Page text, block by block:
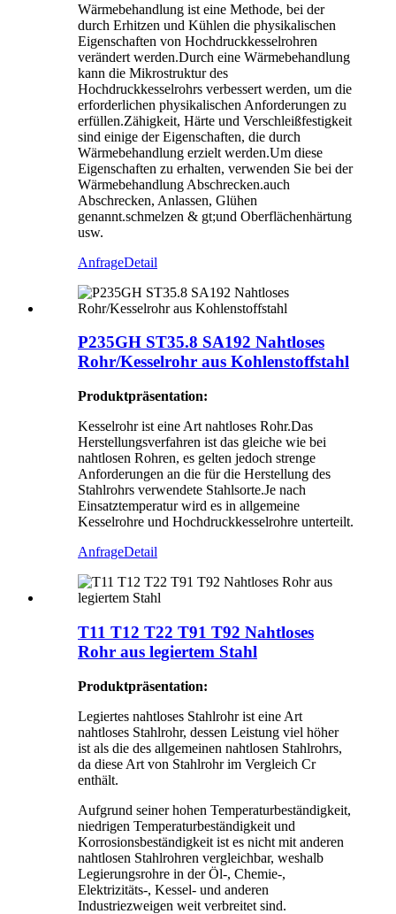
Wärmebehandlung ist eine Methode, bei der
durch Erhitzen und Kühlen die physikalischen
Eigenschaften von Hochdruckkesselrohren
verändert werden.Durch eine Wärmebehandlung
kann die Mikrostruktur des
Hochdruckkesselrohrs verbessert werden, um die
erforderlichen physikalischen Anforderungen zu
erfüllen.Zähigkeit, Härte und Verschleißfestigkeit
sind einige der Eigenschaften, die durch
Wärmebehandlung erzielt werden.Um diese
Eigenschaften zu erhalten, verwenden Sie bei der
Wärmebehandlung Abschrecken.auch
Abschrecken, Anlassen, Glühen
genannt.schmelzen & gt;und Oberflächenhärtung
usw.
AnfrageDetail
P235GH ST35.8 SA192 Nahtloses
Rohr/Kesselrohr aus Kohlenstoffstahl
Produktpräsentation:
Kesselrohr ist eine Art nahtloses Rohr.Das
Herstellungsverfahren ist das gleiche wie bei
nahtlosen Rohren, es gelten jedoch strenge
Anforderungen an die für die Herstellung des
Stahlrohrs verwendete Stahlsorte.Je nach
Einsatztemperatur wird es in allgemeine
Kesselrohre und Hochdruckkesselrohre unterteilt.
AnfrageDetail
T11 T12 T22 T91 T92 Nahtloses
Rohr aus legiertem Stahl
Produktpräsentation:
Legiertes nahtloses Stahlrohr ist eine Art
nahtloses Stahlrohr, dessen Leistung viel höher
ist als die des allgemeinen nahtlosen Stahlrohrs,
da diese Art von Stahlrohr im Vergleich Cr
enthält.
Aufgrund seiner hohen Temperaturbeständigkeit,
niedrigen Temperaturbeständigkeit und
Korrosionsbeständigkeit ist es nicht mit anderen
nahtlosen Stahlrohren vergleichbar, weshalb
Legierungsrohre in der Öl-, Chemie-,
Elektrizitäts-, Kessel- und anderen
Industriezweigen weit verbreitet sind.